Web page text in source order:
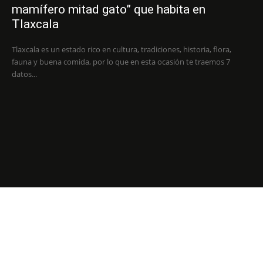
mamífero mitad gato” que habita en
Tlaxcala
Tlaxcala es un estado rico en cultura, tradiciones, historia, flora,
fauna y buena comida, por lo que en esta ocasión te traemos 7
datos...